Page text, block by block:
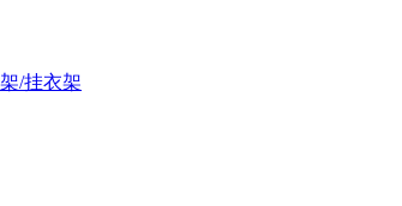
/挂衣架